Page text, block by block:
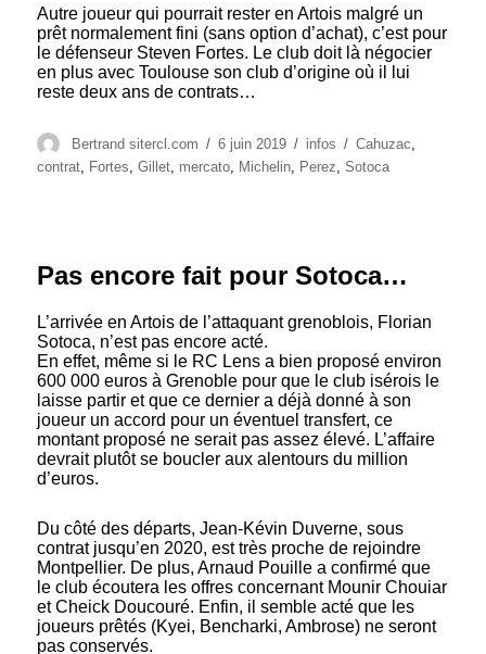
Autre joueur qui pourrait rester en Artois malgré un
prêt normalement fini (sans option d’achat), c’est pour
le défenseur Steven Fortes. Le club doit là négocier
en plus avec Toulouse son club d’origine où il lui
reste deux ans de contrats…
Auteur
Bertrand sitercl.com
Publié
le
6 juin 2019 Catégories
infos Étiquettes
Cahuzac,
contrat, Fortes,Gillet, mercato, Michelin, Perez,Sotoca
Pas encore fait pour Sotoca…
L’arrivée en Artois de l’attaquant grenoblois, Florian
Sotoca, n’est pas encore acté.
En effet, même si le RC Lens a bien proposé environ
600 000 euros à Grenoble pour que le club isérois le
laisse partir et que ce dernier a déjà donné à son
joueur un accord pour un éventuel transfert, ce
montant proposé ne serait pas assez élevé. L’affaire
devrait plutôt se boucler aux alentours du million
d’euros.
Du côté des départs, Jean-Kévin Duverne, sous
contrat jusqu’en 2020, est très proche de rejoindre
Montpellier. De plus, Arnaud Pouille a confirmé que
le club écoutera les offres concernant Mounir Chouiar
et Cheick Doucouré. Enfin, il semble acté que les
joueurs prêtés (Kyei, Bencharki, Ambrose) ne seront
pas conservés.